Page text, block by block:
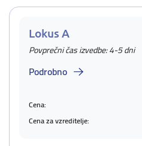
Lokus A
Povprečni čas izvedbe: 4-5 dni
Podrobno
Cena:
Cena za vzreditelje: